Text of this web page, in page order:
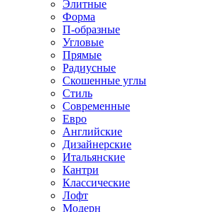
Элитные
Форма
П-образные
Угловые
Прямые
Радиусные
Скошенные углы
Стиль
Современные
Евро
Английские
Дизайнерские
Итальянские
Кантри
Классические
Лофт
Модерн